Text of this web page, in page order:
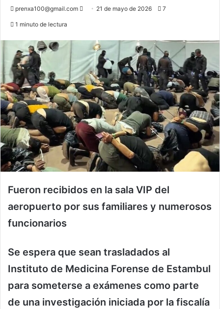
prenxa100@gmail.com
Send 21 de mayo de 2026 7
1 minuto de lectura
Fueron recibidos en la sala VIP del
aeropuerto por sus familiares y numerosos
funcionarios
Se espera que sean trasladados al
Instituto de Medicina Forense de Estambul
para someterse a exámenes como parte
de una investigación iniciada por la fiscalía